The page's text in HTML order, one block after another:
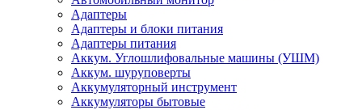
Адаптеры
Адаптеры и блоки питания
Адаптеры питания
Аккум. Углошлифовальные машины (УШМ)
Аккум. шуруповерты
Аккумуляторный инструмент
Аккумуляторы бытовые